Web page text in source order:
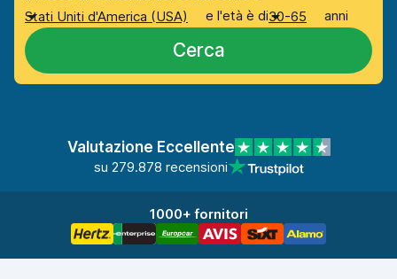
Stati Uniti d'America (USA)
e l'età è di30-65 anni
Cerca
Valutazione Eccellente
su 279.878 recensioni
1000+ fornitori